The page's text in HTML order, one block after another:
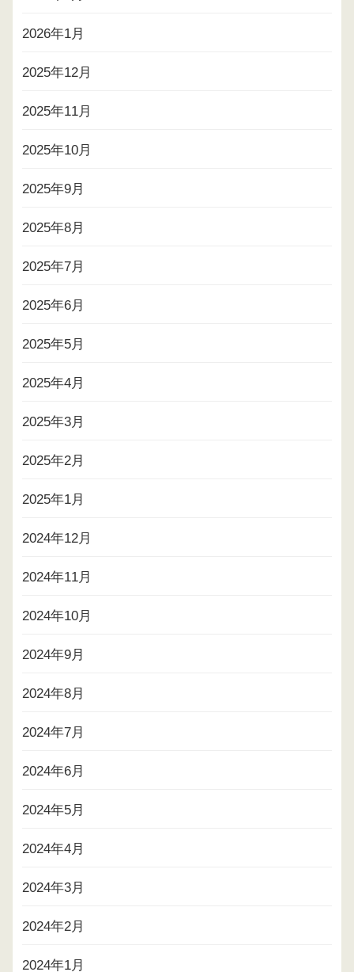
2026年1月
2025年12月
2025年11月
2025年10月
2025年9月
2025年8月
2025年7月
2025年6月
2025年5月
2025年4月
2025年3月
2025年2月
2025年1月
2024年12月
2024年11月
2024年10月
2024年9月
2024年8月
2024年7月
2024年6月
2024年5月
2024年4月
2024年3月
2024年2月
2024年1月